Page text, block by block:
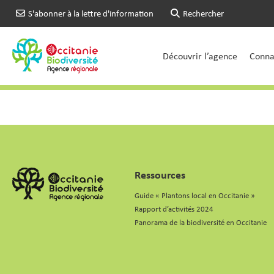
S'abonner à la lettre d'information Rechercher
Découvrir l’agence
Ressources
Guide « Plantons local en Occitanie »
Rapport d’activités 2024
Panorama de la biodiversité en Occitanie